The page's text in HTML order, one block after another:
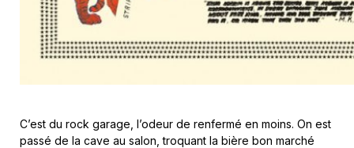
C’est du rock garage, l’odeur de renfermé en moins. On est
passé de la cave au salon, troquant la bière bon marché